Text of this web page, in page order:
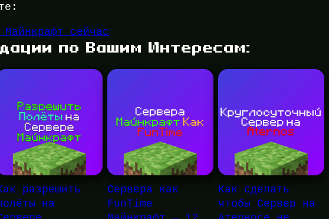
сейчас
по Вашим Интересам:
разрешить
на
Сервера как
FunTime
Как сделать
чтобы Сервер на